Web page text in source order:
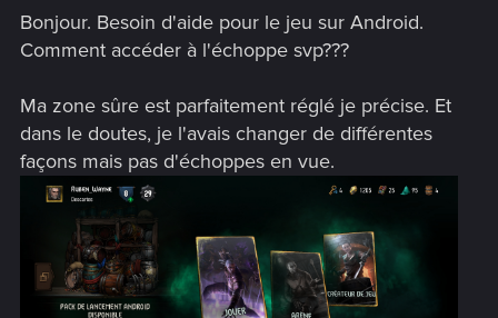
Bonjour. Besoin d'aide pour le jeu sur Android.
Comment accéder à l'échoppe svp???
Ma zone sûre est parfaitement réglé je précise. Et
dans le doutes, je l'avais changer de différentes
façons mais pas d'échoppes en vue.